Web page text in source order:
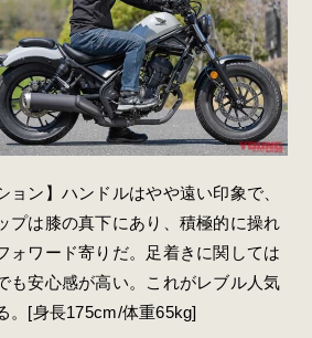
ョン】ハンドルはやや遠い印象で、
プは膝の真下にあり、積極的に操れ
ォワード寄りだ。足着きに関しては
も安心感が高い。これがレブル人気
。[身長175cm/体重65kg]